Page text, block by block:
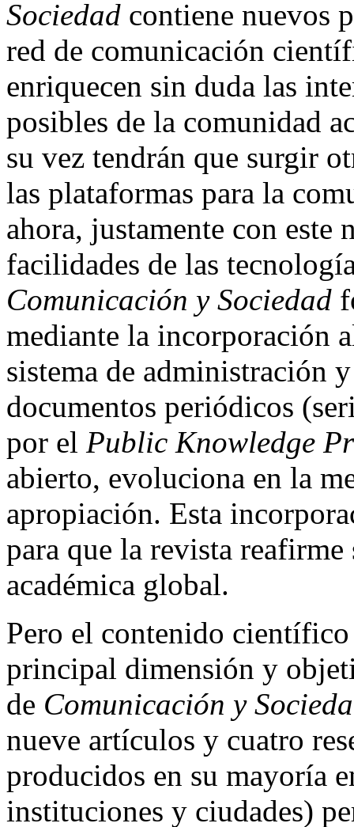
Sociedad contiene nuevos
red de comunicación
enriquecen sin duda las
posibles de la comunidad
su vez tendrán que surgir
las plataformas para la
ahora, justamente con este
facilidades de las
Comunicación y Sociedad
mediante la incorporación
sistema de administración
documentos periódicos
por el Public Knowledge
abierto, evoluciona en la
apropiación. Esta
para que la revista
académica global.
Pero el contenido
principal dimensión y
de Comunicación y
nueve artículos y cuatro
producidos en su mayoría
instituciones y ciudades)